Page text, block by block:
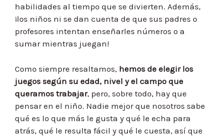
habilidades al tiempo que se divierten. Además,
¡los niños ni se dan cuenta de que sus padres o
profesores intentan enseñarles números o a
sumar mientras juegan!
Como siempre resaltamos, hemos de elegir los
juegos según su edad, nivel y el campo que
queramos trabajar, pero, sobre todo, hay que
pensar en el niño. Nadie mejor que nosotros sabe
qué es lo que más le gusta y qué le echa para
atrás, qué le resulta fácil y qué le cuesta, así que